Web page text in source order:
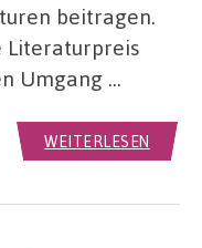
beitragen.
Literaturpreis
Umgang …
WEITERLESEN